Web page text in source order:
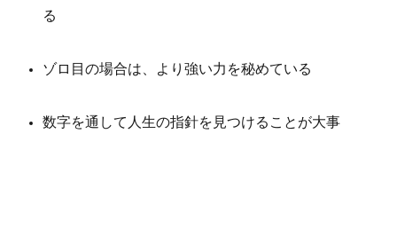
る
ゾロ目の場合は、より強い力を秘めている
数字を通して人生の指針を見つけることが大事